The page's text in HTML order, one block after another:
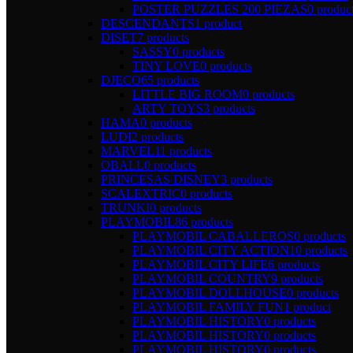
POSTER PUZZLES 200 PIEZAS0
DESCENDANTS1 product
DISET7 products
SASSY0 products
TINY LOVE0 products
DJECO65 products
LITTLE BIG ROOM0 products
ARTY TOYS3 products
HAMA0 products
LUDI2 products
MARVEL11 products
OBALL0 products
PRINCESAS DISNEY3 products
SCALEXTRIC0 products
TRUNKI0 products
PLAYMOBIL86 products
PLAYMOBIL CABALLEROS0 products
PLAYMOBIL CITY ACTION10 products
PLAYMOBIL CITY LIFE6 products
PLAYMOBIL COUNTRY9 products
PLAYMOBIL DOLLHOUSE0 products
PLAYMOBIL FAMILY FUN1 product
PLAYMOBIL HISTORY0 products
PLAYMOBIL HISTORY0 products
PLAYMOBIL HISTORY0 products